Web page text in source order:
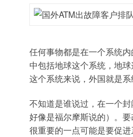
任何事物都是在一个系统
中包括地球这个系统，地
这个系统来说，外国就是系
不知道是谁说过，在一个
好像是福尔摩斯说的）。
很重要的一点可能是要促